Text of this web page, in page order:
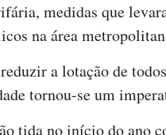
medidas que
na área
a lotação de
tornou-se um
tida no início do ano